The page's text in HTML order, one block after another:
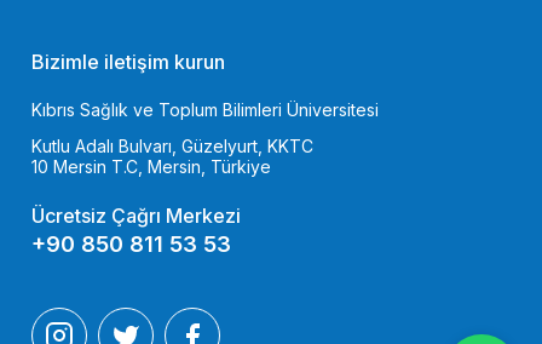
Bizimle iletişim kurun
Kıbrıs Sağlık ve Toplum Bilimleri Üniversitesi
Kutlu Adalı Bulvarı, Güzelyurt, KKTC
10 Mersin T.C, Mersin, Türkiye
Ücretsiz Çağrı Merkezi
+90 850 811 53 53